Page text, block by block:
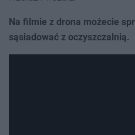
Na filmie z drona możecie
sąsiadować z oczyszczalnią.